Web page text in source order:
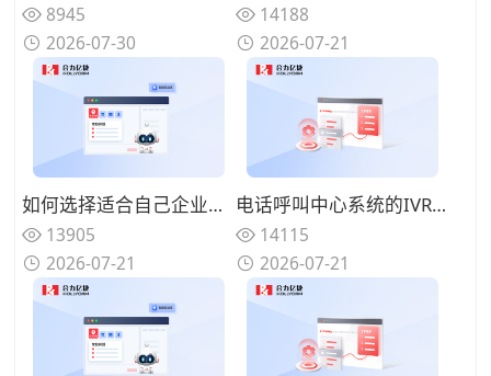
8945
2026-07-30
14188
2026-07-21
如何选择适合自己企业的电话呼叫中心系统？功能匹配与扩展性的权衡
13905
2026-07-21
电话呼叫中心系统的IVR设计有哪些技巧？告别迷宫式菜单的用户友好设计
14115
2026-07-21